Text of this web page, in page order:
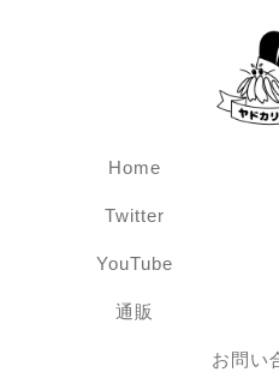
Home
Twitter
YouTube
通販
お問い